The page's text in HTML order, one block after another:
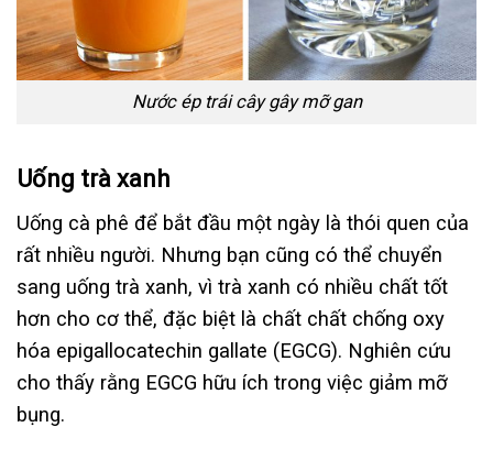
Nước ép trái cây gây mỡ gan
Uống trà xanh
Uống cà phê để bắt đầu một ngày là thói quen của
rất nhiều người. Nhưng bạn cũng có thể chuyển
sang uống trà xanh, vì trà xanh có nhiều chất tốt
hơn cho cơ thể, đặc biệt là chất chất chống oxy
hóa epigallocatechin gallate (EGCG). Nghiên cứu
cho thấy rằng EGCG hữu ích trong việc giảm mỡ
bụng.